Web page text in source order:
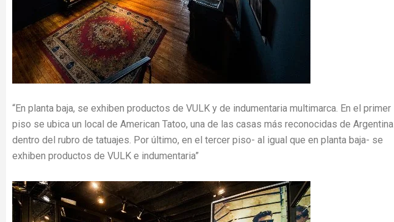
“En planta baja, se exhiben productos de VULK y de indumentaria multimarca. En el primer
piso se ubica un local de American Tatoo, una de las casas más reconocidas de Argentina
dentro del rubro de tatuajes. Por último, en el tercer piso- al igual que en planta baja- se
exhiben productos de VULK e indumentaria”